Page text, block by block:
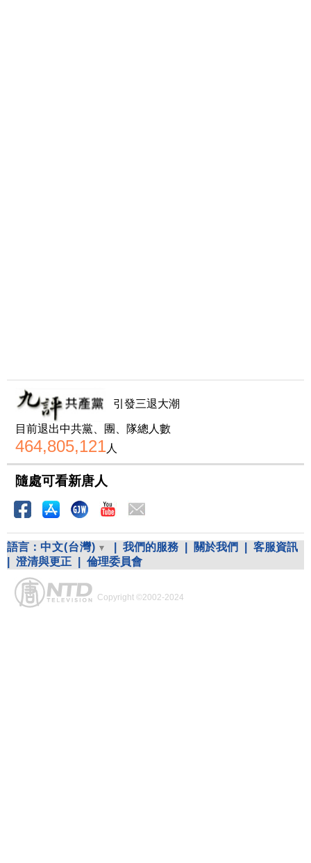
引發三退大潮
目前退出中共黨、團、隊總人數
464,805,121人
隨處可看新唐人
語言： 中文(台灣) 我們的服務 關於我們
客服資訊
澄清與更正 倫理委員會
Copyright ©2002-2024